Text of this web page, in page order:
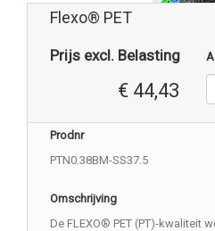
Flexo® PET
Prijs excl. Belasting
€ 44,43
Prodnr
PTN0.38BM-SS37.5
Omschrijving
De FLEXO® PET (PT)-kwaliteit